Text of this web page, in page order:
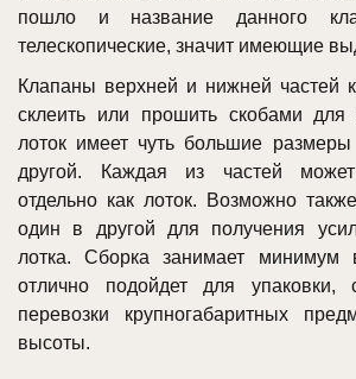
пошло и название данного
телескопические, значит имеющие
Клапаны верхней и нижней частей
склеить или прошить скобами для
лоток имеет чуть большие
другой. Каждая из частей может
отдельно как лоток. Возможно
один в другой для получения
лотка. Сборка занимает минимум
отлично подойдет для упаковки,
перевозки крупногабаритных
высоты.